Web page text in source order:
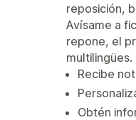
reposición,
Avísame a
repone, el
Recibe
Obtén